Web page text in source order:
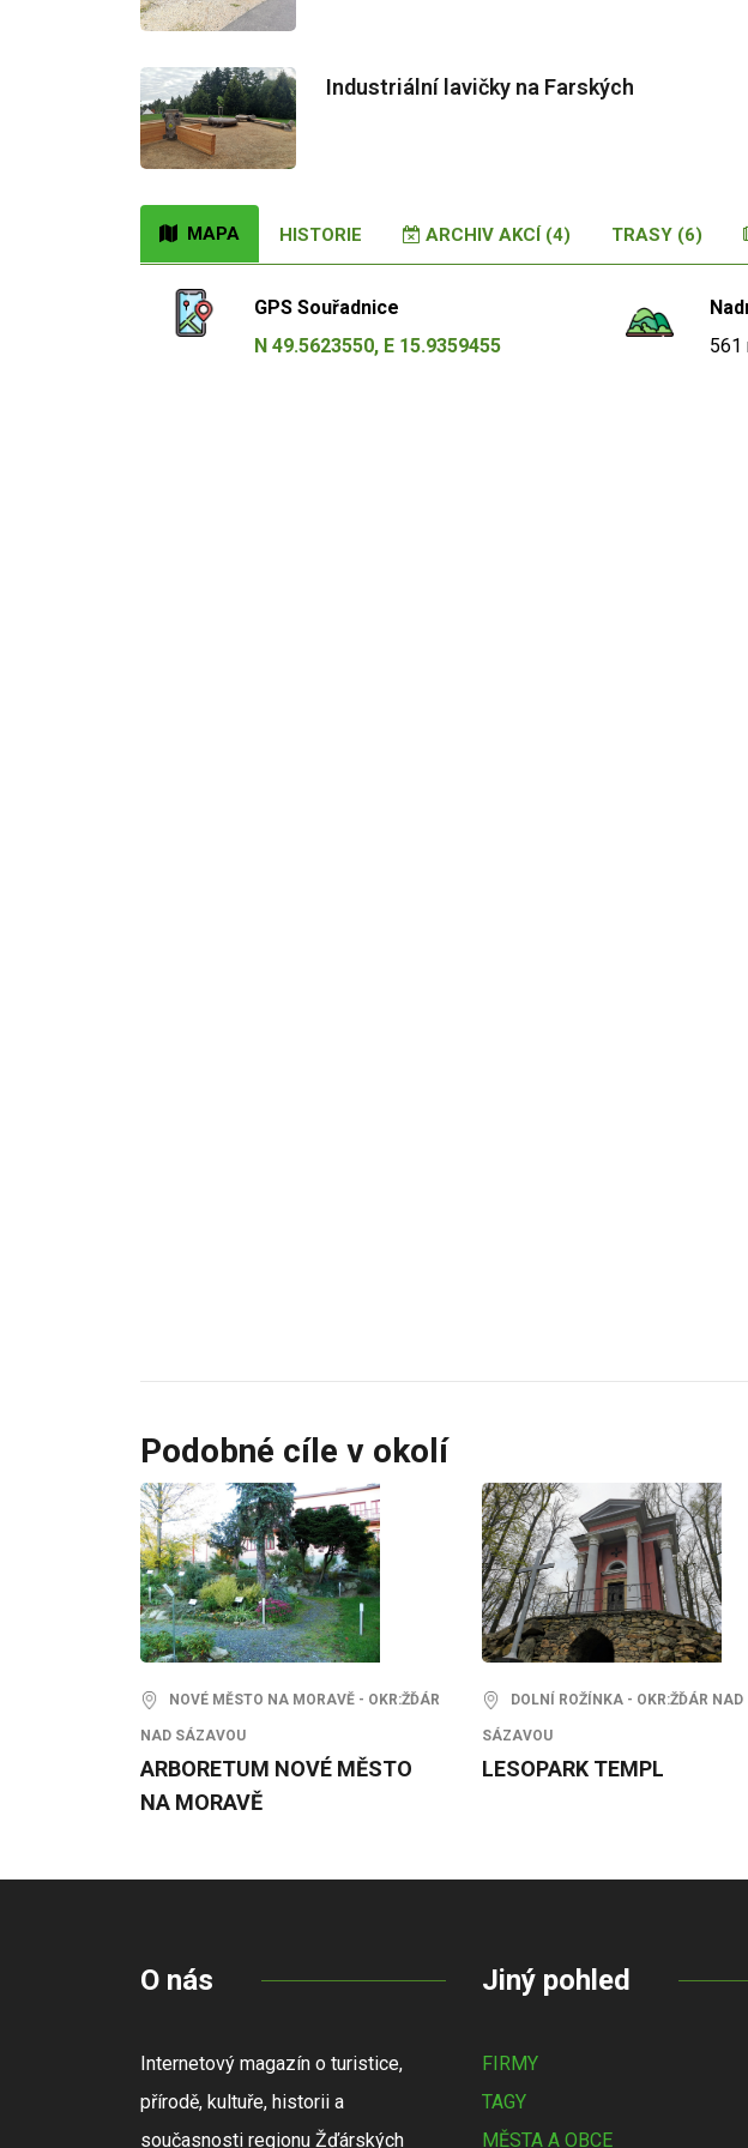
Industriální lavičky na Farských
MAPA HISTORIE ARCHIV AKCÍ (4) TRASY (6)
GPS Souřadnice
N 49.5623550, E 15.9359455
561
Podobné cíle v okolí
NOVÉ MĚSTO NA MORAVĚ - OKR:ŽĎÁR
NAD SÁZAVOU
ARBORETUM NOVÉ MĚSTO
NA MORAVĚ
DOLNÍ ROŽÍNKA - OKR:ŽĎÁR NAD
SÁZAVOU
LESOPARK TEMPL
O nás
Internetový magazín o turistice,
přírodě, kultuře, historii a
současnosti regionu Žďárských
Jiný pohled
FIRMY
TAGY
MĚSTA A OBCE